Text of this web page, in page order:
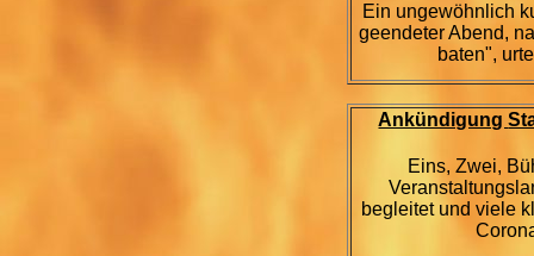
Ein ungewöhnlich
geendeter Abend,
baten",
Ankündigung
Eins, Zwei,
begleitet und viele